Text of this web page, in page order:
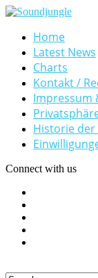
Home
Latest News
Charts
Kontakt /
Impressum
Historie der
Connect with us